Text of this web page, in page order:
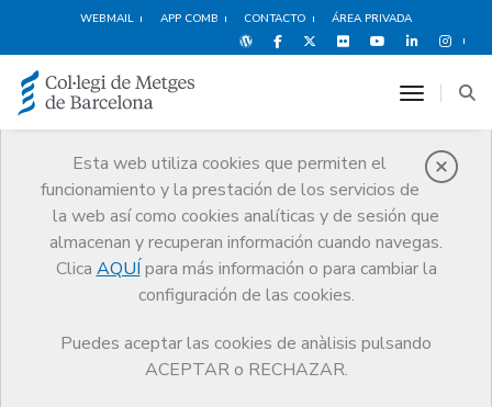
WEBMAIL APP COMB CONTACTO ÁREA PRIVADA
Esta web utiliza cookies que permiten el
funcionamiento y la prestación de los servicios de
la web así como cookies analíticas y de sesión que
almacenan y recuperan información cuando navegas.
Clica AQUÍ para más información o para cambiar la
configuración de las cookies.
Puedes aceptar las cookies de anàlisis pulsando
ACEPTAR o RECHAZAR.
toggle
Salud del médico
Servicios Salud y bienestar del médico La salud del médico
La salud del médico